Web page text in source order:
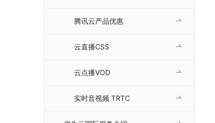
腾讯云产品优惠
云直播CSS
云点播VOD
实时音视频 TRTC